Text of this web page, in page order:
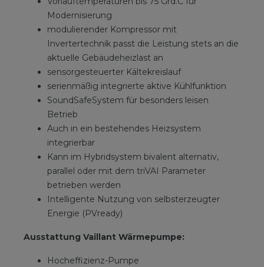
Modernisierung
modulierender Kompressor mit
Invertertechnik passt die Leistung stets an die
aktuelle Gebäudeheizlast an
sensorgesteuerter Kältekreislauf
serienmäßig integrierte aktive Kühlfunktion
SoundSafeSystem für besonders leisen
Betrieb
Auch in ein bestehendes Heizsystem
integrierbar
Kann im Hybridsystem bivalent alternativ,
parallel oder mit dem triVAI Parameter
betrieben werden
Intelligente Nutzung von selbsterzeugter
Energie (PVready)
Ausstattung Vaillant Wärmepumpe:
Hocheffizienz-Pumpe